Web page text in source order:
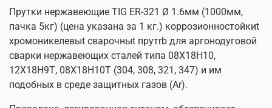
Прутки нержавеющие TIG ER-321 Ø 1.6мм (1000мм,
пачка 5кг) (цена указана за 1 кг.) коррозионностойкиt
хромоникелевыt сварочныt прутrb для аргонодуговой
сварки нержавеющих сталей типа 08Х18Н10,
12Х18Н9Т, 08Х18Н10Т (304, 308, 321, 347) и им
подобных в среде защитных газов (Ar).